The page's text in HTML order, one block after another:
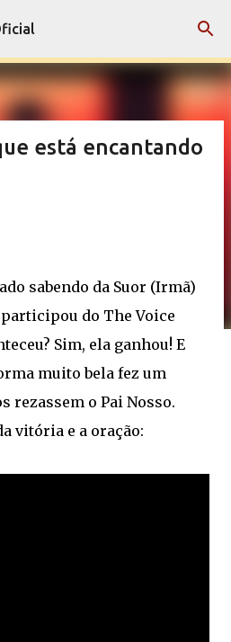
conteúdo principal
está encantando
sabendo da Suor (Irmã)
participou do The Voice
Sim, ela ganhou! E
muito bela fez um
rezassem o Pai Nosso.
vitória e a oração: